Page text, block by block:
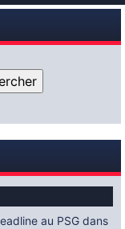
au PSG dans